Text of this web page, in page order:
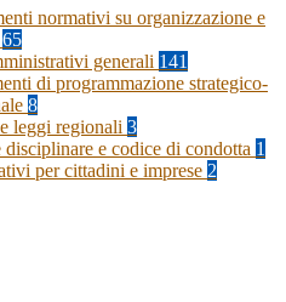
normativi su organizzazione e
65
generali 141
di programmazione strategico-
8
leggi regionali 3
disciplinare e codice di condotta 1
per cittadini e imprese 2